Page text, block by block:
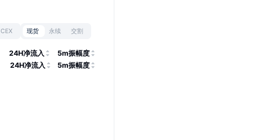
CEX 现货 永续 交割
24H净流入
5m振幅度
24H净流入 5m振幅度